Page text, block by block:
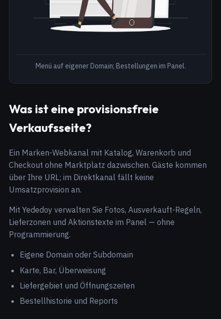
Menü auf eigener Domain; Bestellungen im Panel.
Was ist eine provisionsfreie
Verkaufsseite?
Ein Marken-Webkanal mit Katalog, Warenkorb und
Checkout ohne Marktplatz dazwischen. Gäste kommen
über Ihre URL; im Direktkanal fällt keine
Umsatzprovision an.
Mit Yededoy verwalten Sie Fotos, Ausverkauft-Regeln,
Lieferzonen und Aktionstexte im Panel — ohne
Programmierung.
Eigene Domain oder Subdomain
Karte, Bar, Überweisung
Liefergebiet und Öffnungszeiten
Bestellhistorie und Reports